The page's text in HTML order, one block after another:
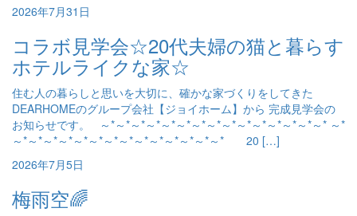
2026年7月31日
コラボ見学会☆20代夫婦の猫と暮らす
ホテルライクな家☆
住む人の暮らしと思いを大切に、確かな家づくりをしてきた
DEARHOMEのグループ会社【ジョイホーム】から 完成見学会の
お知らせです。 ～*～*～*～*～*～*～*～*～*～*～*～*～*～*～* ～*
～*～*～*～*～*～*～*～*～*～*～*～*～*～* 20 […]
2026年7月5日
梅雨空🌈